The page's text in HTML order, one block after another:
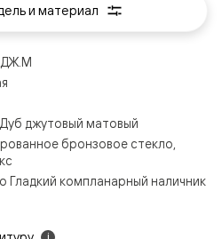
джутовый матовый
бронзовое стекло,
Гладкий компланарный наличник
и материал